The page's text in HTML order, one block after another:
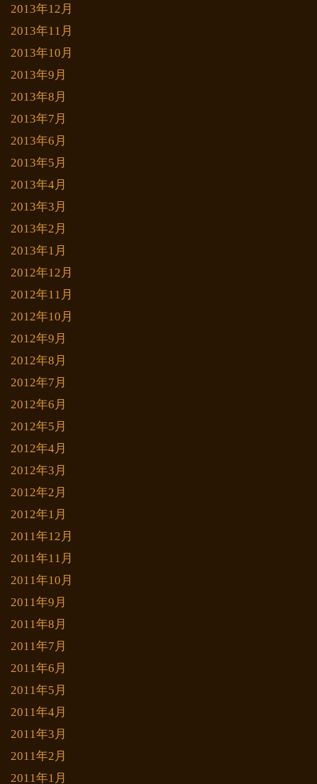
2013年12月
2013年11月
2013年10月
2013年9月
2013年8月
2013年7月
2013年6月
2013年5月
2013年4月
2013年3月
2013年2月
2013年1月
2012年12月
2012年11月
2012年10月
2012年9月
2012年8月
2012年7月
2012年6月
2012年5月
2012年4月
2012年3月
2012年2月
2012年1月
2011年12月
2011年11月
2011年10月
2011年9月
2011年8月
2011年7月
2011年6月
2011年5月
2011年4月
2011年3月
2011年2月
2011年1月